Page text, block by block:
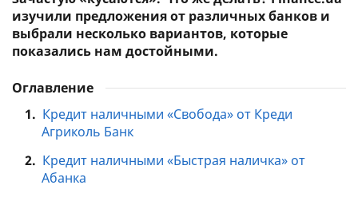
изучили предложения от различных банков и
выбрали несколько вариантов, которые
показались нам достойными.
Оглавление
1. Кредит наличными «Свобода» от Креди
Агриколь Банк
2. Кредит наличными «Быстрая наличка» от
Абанка